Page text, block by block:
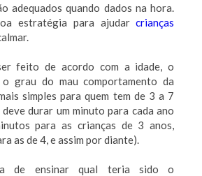
adequados quando dados na hora.
estratégia para ajudar crianças
feito de acordo com a idade, o
grau do mau comportamento da
simples para quem tem de 3 a 7
durar um minuto para cada ano
para as crianças de 3 anos,
as de 4, e assim por diante).
de ensinar qual teria sido o